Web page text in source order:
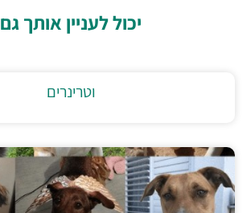
יכול לעניין אותך גם
וטרינרים